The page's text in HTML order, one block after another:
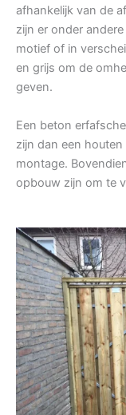
afhankelijk van de
zijn er onder
motief of in
en grijs om de
geven.
Een beton
zijn dan een
montage.
opbouw zijn om te